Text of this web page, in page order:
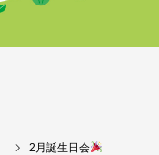
2月誕生日会